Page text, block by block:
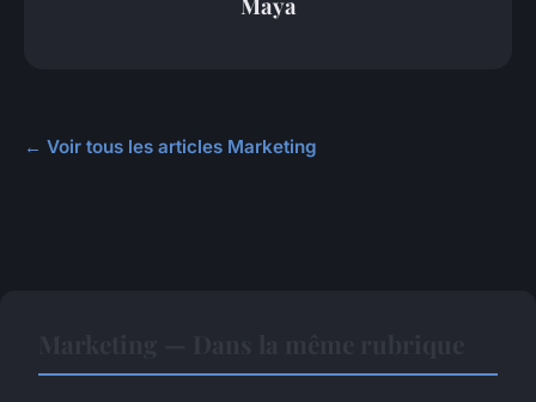
← Voir tous les articles Marketing